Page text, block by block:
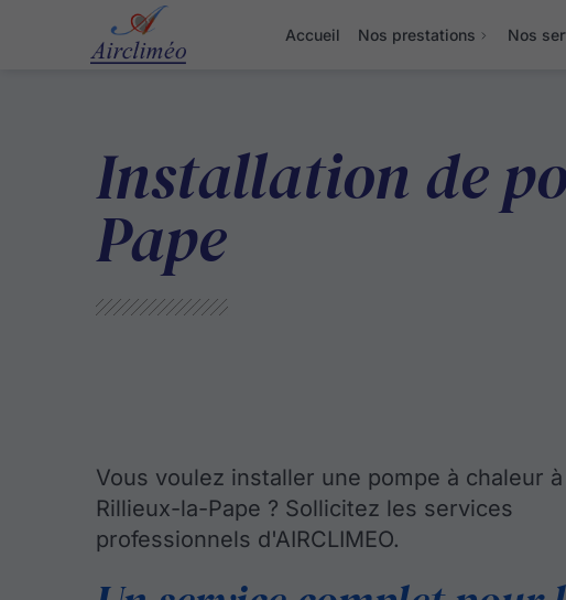
Accueil Nos prestations Nos
Installation de
Pape
Vous voulez installer une pompe à chaleur à
Rillieux-la-Pape ? Sollicitez les services
professionnels d'AIRCLIMEO.